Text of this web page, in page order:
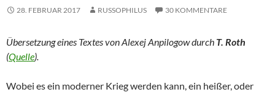
28. FEBRUAR 2017 RUSSOPHILUS 30 KOMMENTARE
Übersetzung eines Textes von Alexej Anpilogow durch T. Roth
(Quelle).
Wobei es ein moderner Krieg werden kann, ein heißer, oder